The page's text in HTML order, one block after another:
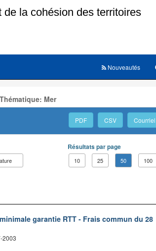
Nouveautés
Mer
PDF CSV Courriel
Résultats par page
10 25 50 100
garantie RTT - Frais commun du 28
2003